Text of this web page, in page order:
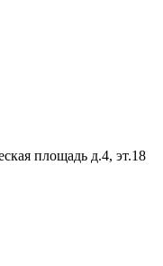
площадь д.4, эт.18